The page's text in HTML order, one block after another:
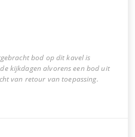
bod op dit kavel is
kijkdagen alvorens een bod uit
van retour van toepassing.